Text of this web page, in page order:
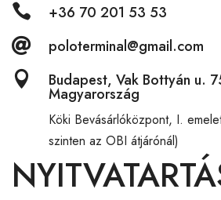
 +36 70 201 53 53
 poloterminal@gmail.com
 Budapest, Vak Bottyán u.
Magyarország
Köki Bevásárlóközpont, I.
szinten az OBI átjárónál)